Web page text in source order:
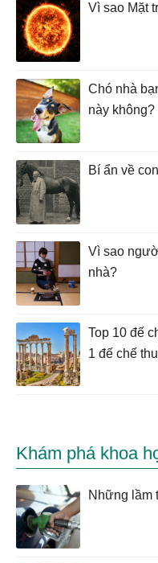
Vì sao Mặt
Chó nhà
này
Bí ẩn về
Vì sao
nhà?
Top 10 đế
1 đế chế
Khám phá khoa
Những lầm